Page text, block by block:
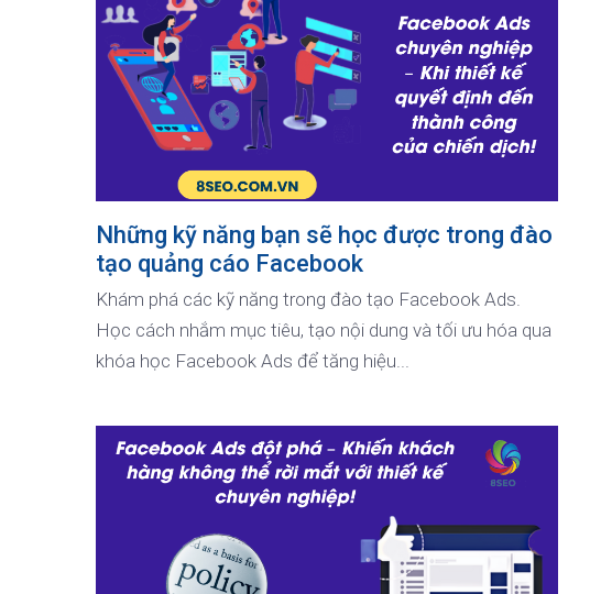
Những kỹ năng bạn sẽ học được trong đào
tạo quảng cáo Facebook
Khám phá các kỹ năng trong đào tạo Facebook Ads.
Học cách nhắm mục tiêu, tạo nội dung và tối ưu hóa qua
khóa học Facebook Ads để tăng hiệu...